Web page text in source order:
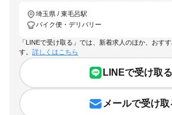
埼玉県 / 東毛呂駅
バイク便・デリバリー
「LINEで受け取る」では、新着求人のほか、おす
す。 詳しくはこちら
LINEで受け取る
メールで受け取